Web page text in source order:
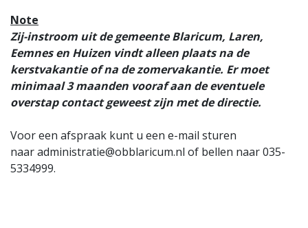
Note
Zij-instroom uit de gemeente Blaricum, Laren,
Eemnes en Huizen vindt alleen plaats na de
kerstvakantie of na de zomervakantie. Er moet
minimaal 3 maanden vooraf aan de eventuele
overstap contact geweest zijn met de directie.
Voor een afspraak kunt u een e-mail sturen
naar administratie@obblaricum.nl of bellen naar 035-
5334999.